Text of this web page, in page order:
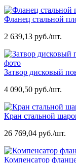
Фланец стальной
2 639,13 руб./шт.
Затвор дисковый
4 090,50 руб./шт.
Кран стальной
26 769,04 руб./шт.
Компенсатор